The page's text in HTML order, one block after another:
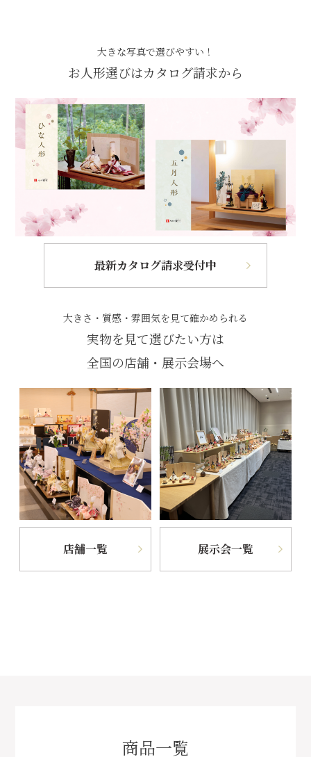
大きな写真で選びやすい！
お人形選びはカタログ請求から
最新カタログ請求受付中
大きさ・質感・雰囲気を見て確かめられる
実物を見て選びたい方は
全国の店舗・展示会場へ
店舗一覧 展示会一覧
商品一覧